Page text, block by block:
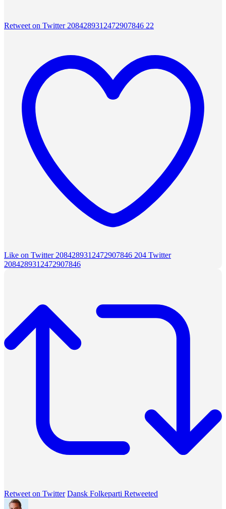
Retweet on Twitter 2084289312472907846 22
Like on Twitter 2084289312472907846 204 Twitter
2084289312472907846
Retweet on Twitter Dansk Folkeparti Retweeted